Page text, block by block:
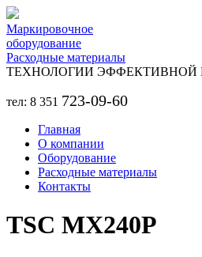
Перейти к основному содержанию
Маркировочное
оборудование
Расходные материалы
ТЕХНОЛОГИИ ЭФФЕКТИВНОЙ
тел: 8 351 723-09-60
Главная
О компании
Оборудование
Расходные материалы
Контакты
TSC MX240P